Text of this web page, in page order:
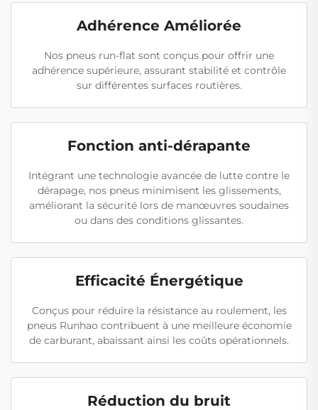
Adhérence Améliorée
Nos pneus run-flat sont conçus pour offrir une
adhérence supérieure, assurant stabilité et contrôle
sur différentes surfaces routières.
Fonction anti-dérapante
Intégrant une technologie avancée de lutte contre le
dérapage, nos pneus minimisent les glissements,
améliorant la sécurité lors de manœuvres soudaines
ou dans des conditions glissantes.
Efficacité Énergétique
Conçus pour réduire la résistance au roulement, les
pneus Runhao contribuent à une meilleure économie
de carburant, abaissant ainsi les coûts opérationnels.
Réduction du bruit